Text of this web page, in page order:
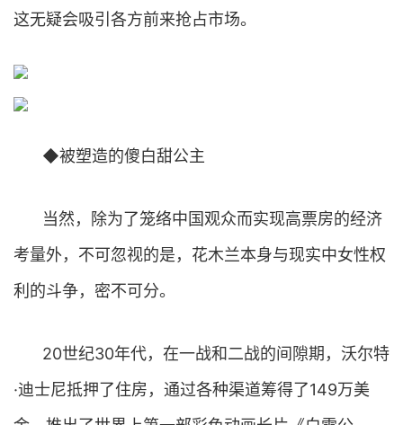
这无疑会吸引各方前来抢占市场。
◆被塑造的傻白甜公主
当然，除为了笼络中国观众而实现高票房的经济
考量外，不可忽视的是，花木兰本身与现实中女性权
利的斗争，密不可分。
20世纪30年代，在一战和二战的间隙期，沃尔特
·迪士尼抵押了住房，通过各种渠道筹得了149万美